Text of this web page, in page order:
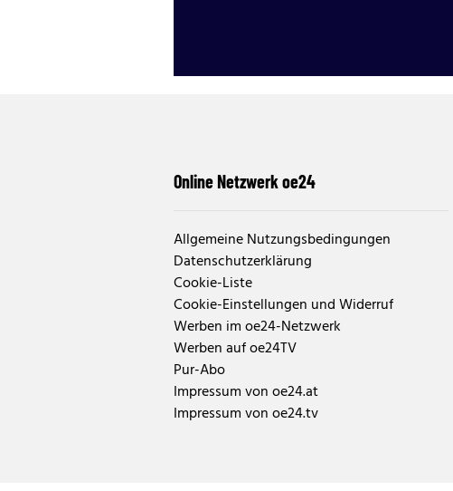
Online Netzwerk oe24
Allgemeine Nutzungsbedingungen
Datenschutzerklärung
Cookie-Liste
Cookie-Einstellungen und Widerruf
Werben im oe24-Netzwerk
Werben auf oe24TV
Pur-Abo
Impressum von oe24.at
Impressum von oe24.tv